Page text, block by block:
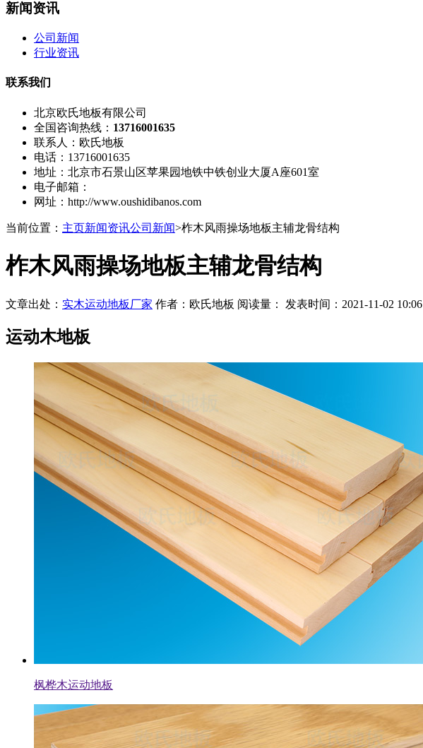
新闻资讯
公司新闻
行业资讯
联系我们
北京欧氏地板有限公司
全国咨询热线： 13716001635
联系人：欧氏地板
电话：13716001635
地址：北京市石景山区苹果园地铁中铁创业大厦A座601室
电子邮箱：
网址：http://www.oushidibanos.com
当前位置： 主页新闻资讯公司新闻>柞木风雨操场地板主辅龙骨结构
柞木风雨操场地板主辅龙骨结构
文章出处： 实木运动地板厂家 作者：欧氏地板 阅读量： 发表时间：2021-11-02 10:06
运动木地板
枫桦木运动地板